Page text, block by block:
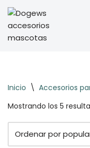
Saltar
al
Inicio \ Accesorios
Mostrando los 5